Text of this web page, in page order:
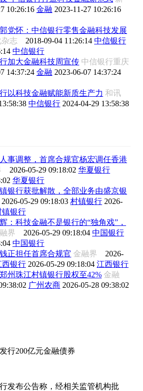
10:26:16 金融 2023-11-27 10:26:16
党怀：中信银行零售金融科技发展
杂志 2018-09-04 11:26:14 中信银行
中信银行
加大金融科技周宣传 中信银行重庆
14:37:24 金融 2023-06-07 14:37:24
以科技金融赋能新质生产力 和讯
中信银行 2024-04-29 13:58:38
事调整，首席合规官杨宏调任香港
2026-05-29 09:18:02 华夏银行
华夏银行
银行获批解散，全部业务由盛京银
2026-05-29 09:18:03 村镇银行 2026-
镇银行
：科技金融不是银行的“独角戏”，
界 2026-05-29 09:18:04 中国银行
中国银行
正担任首席合规官 金融界 2026-
西银行 2026-05-29 09:18:04 江西银行
州珠江村镇银行股权至42% 金融
广州农商 2026-05-28 09:38:02
行200亿元金融债券
发布公告称，经相关监管机构批